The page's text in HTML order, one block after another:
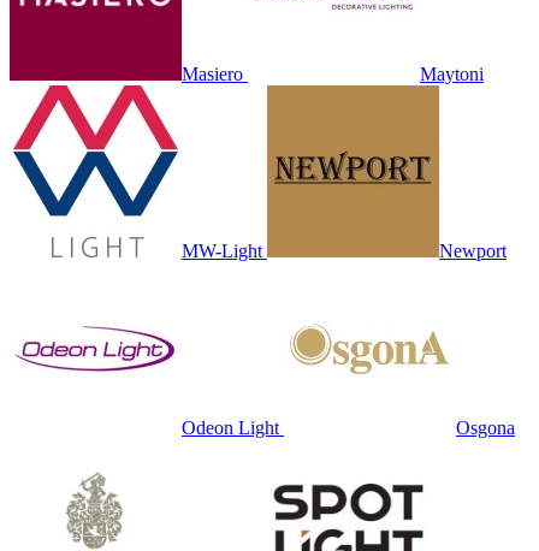
Masiero Maytoni
MW-Light Newport
Odeon Light Osgona